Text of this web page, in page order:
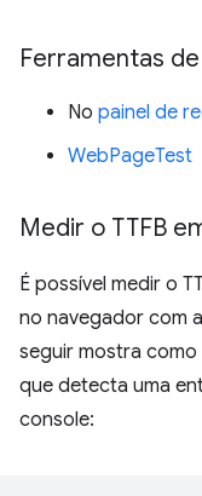
Ferramentas
No painel de
WebPageTest
Medir o TTFB
É possível medir o
no navegador com a
seguir mostra como
que detecta uma
console: